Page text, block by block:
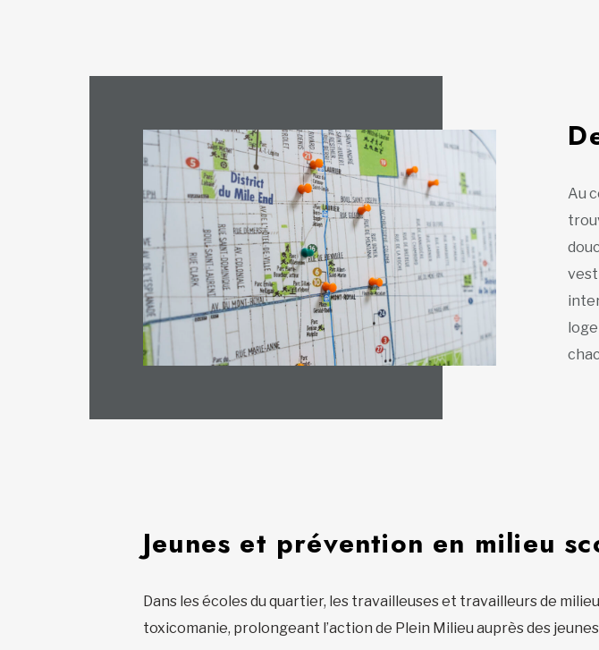
Au
Jeunes et prévention en milieu
Dans les écoles du quartier, les travailleuses et travailleurs de
toxicomanie, prolongeant l’action de Plein Milieu auprès des